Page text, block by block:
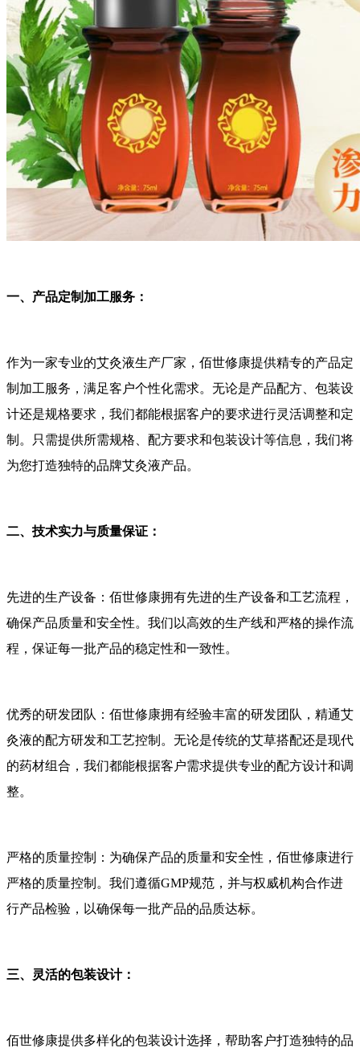
一、产品定制加工服务：
作为一家专业的艾灸液生产厂家，佰世修康提供精专的产品定
制加工服务，满足客户个性化需求。无论是产品配方、包装设
计还是规格要求，我们都能根据客户的要求进行灵活调整和定
制。只需提供所需规格、配方要求和包装设计等信息，我们将
为您打造独特的品牌艾灸液产品。
二、技术实力与质量保证：
先进的生产设备：佰世修康拥有先进的生产设备和工艺流程，
确保产品质量和安全性。我们以高效的生产线和严格的操作流
程，保证每一批产品的稳定性和一致性。
优秀的研发团队：佰世修康拥有经验丰富的研发团队，精通艾
灸液的配方研发和工艺控制。无论是传统的艾草搭配还是现代
的药材组合，我们都能根据客户需求提供专业的配方设计和调
整。
严格的质量控制：为确保产品的质量和安全性，佰世修康进行
严格的质量控制。我们遵循GMP规范，并与权威机构合作进
行产品检验，以确保每一批产品的品质达标。
三、灵活的包装设计：
佰世修康提供多样化的包装设计选择，帮助客户打造独特的品